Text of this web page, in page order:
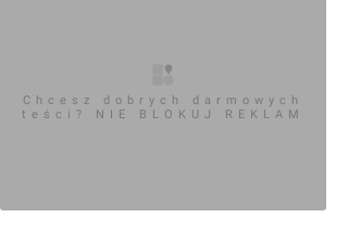
Chcesz dobrych darmowych
teści? NIE BLOKUJ REKLAM